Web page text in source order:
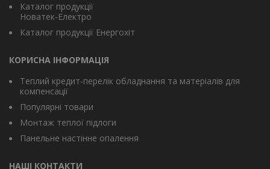
Каталог продукції
Новатек-Електро
Каталог продукції Енергохіт
КОРИСНА ІНФОРМАЦІЯ
Теплий кредит-перелік обладнання та матеріалів для
компенсації
Популярні товари
Монтаж теплої підлоги
Панельне настінне опалення
НАШІ КОНТАКТИ